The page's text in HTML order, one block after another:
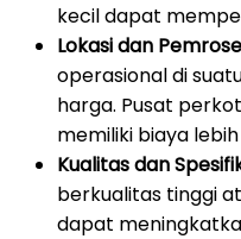
kecil dapat
Lokasi dan
operasional di
harga. Pusat
memiliki biaya
Kualitas dan
berkualitas tinggi
dapat